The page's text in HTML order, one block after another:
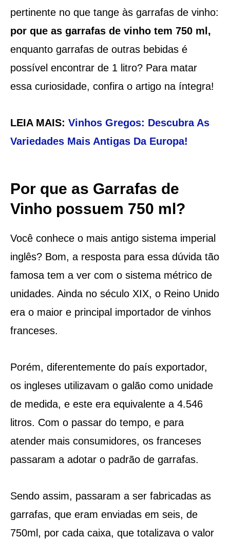
pertinente no que tange às garrafas de vinho:
por que as garrafas de vinho tem 750 ml,
enquanto garrafas de outras bebidas é
possível encontrar de 1 litro? Para matar
essa curiosidade, confira o artigo na íntegra!
LEIA MAIS: Vinhos Gregos: Descubra As
Variedades Mais Antigas Da Europa!
Por que as Garrafas de
Vinho possuem 750 ml?
Você conhece o mais antigo sistema imperial
inglês? Bom, a resposta para essa dúvida tão
famosa tem a ver com o sistema métrico de
unidades. Ainda no século XIX, o Reino Unido
era o maior e principal importador de vinhos
franceses.
Porém, diferentemente do país exportador,
os ingleses utilizavam o galão como unidade
de medida, e este era equivalente a 4.546
litros. Com o passar do tempo, e para
atender mais consumidores, os franceses
passaram a adotar o padrão de garrafas.
Sendo assim, passaram a ser fabricadas as
garrafas, que eram enviadas em seis, de
750ml, por cada caixa, que totalizava o valor